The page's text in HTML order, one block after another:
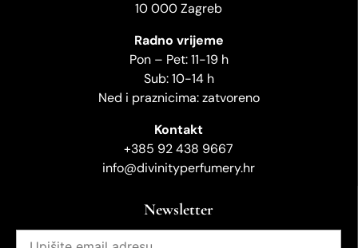
10 000 Zagreb
Radno vrijeme
Pon – Pet: 11-19 h
Sub: 10-14 h
Ned i praznicima: zatvoreno
Kontakt
+385 92 438 9667
info@divinityperfumery.hr
Newsletter